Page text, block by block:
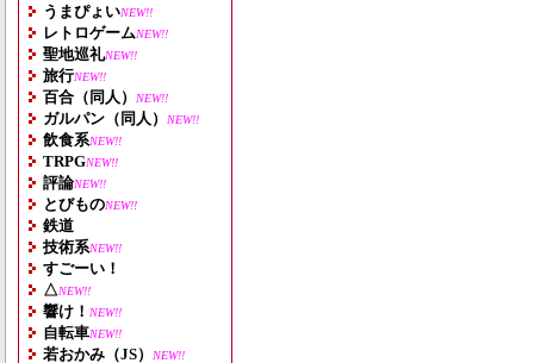
うまぴょいNEW!!
レトロゲームNEW!!
聖地巡礼NEW!!
旅行NEW!!
百合（同人） NEW!!
ガルパン（同人） NEW!!
飲食系NEW!!
TRPGNEW!!
評論NEW!!
とびものNEW!!
鉄道
技術系NEW!!
すごーい！
△NEW!!
響け！ NEW!!
自転車NEW!!
若おかみ（JS） NEW!!